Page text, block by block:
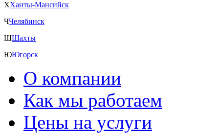
ХХанты-Мансийск
ЧЧелябинск
ШШахты
ЮЮгорск
О компании
Как мы работаем
Цены на услуги